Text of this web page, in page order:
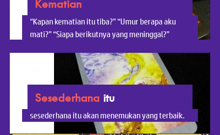
Kematian
“Kapan kematian itu tiba?” “Umur berapa aku
mati?” “Siapa berikutnya yang meninggal?”
Sesederhana itu
sesederhana itu akan menemukan yang terbaik.